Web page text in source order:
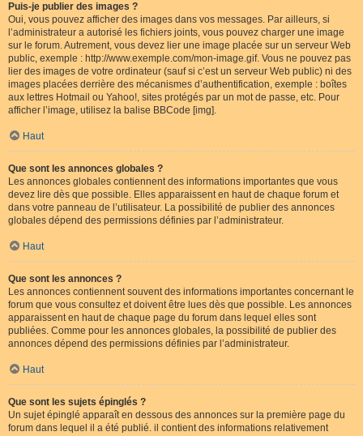
Puis-je publier des images ?
Oui, vous pouvez afficher des images dans vos messages. Par ailleurs, si
l’administrateur a autorisé les fichiers joints, vous pouvez charger une image
sur le forum. Autrement, vous devez lier une image placée sur un serveur Web
public, exemple : http://www.exemple.com/mon-image.gif. Vous ne pouvez pas
lier des images de votre ordinateur (sauf si c’est un serveur Web public) ni des
images placées derrière des mécanismes d’authentification, exemple : boîtes
aux lettres Hotmail ou Yahoo!, sites protégés par un mot de passe, etc. Pour
afficher l’image, utilisez la balise BBCode [img].
Haut
Que sont les annonces globales ?
Les annonces globales contiennent des informations importantes que vous
devez lire dès que possible. Elles apparaissent en haut de chaque forum et
dans votre panneau de l’utilisateur. La possibilité de publier des annonces
globales dépend des permissions définies par l’administrateur.
Haut
Que sont les annonces ?
Les annonces contiennent souvent des informations importantes concernant le
forum que vous consultez et doivent être lues dès que possible. Les annonces
apparaissent en haut de chaque page du forum dans lequel elles sont
publiées. Comme pour les annonces globales, la possibilité de publier des
annonces dépend des permissions définies par l’administrateur.
Haut
Que sont les sujets épinglés ?
Un sujet épinglé apparaît en dessous des annonces sur la première page du
forum dans lequel il a été publié. il contient des informations relativement